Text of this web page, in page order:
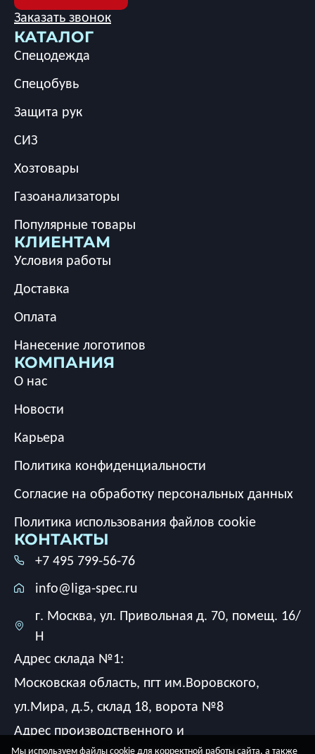
КАТАЛОГ
Спецодежда
Спецобувь
Защита рук
СИЗ
Хозтовары
Газоанализаторы
Популярные товары
КЛИЕНТАМ
Условия работы
Доставка
Оплата
Нанесение логотипов
КОМПАНИЯ
О нас
Новости
Карьера
Политика конфиденциальности
Согласие на обработку персональных данных
Политика использования файлов cookie
КОНТАКТЫ
+7 495 799-56-76
info@liga-spec.ru
г. Москва, ул. Привольная д. 70, помещ. 16/
Н
Адрес склада №1:
Московская область, пгт им.Воровского,
ул.Мира, д.5, склад 18, ворота №8
Адрес производственного и
Заказать звонок
Мы используем файлы cookie для корректной работы сайта, а также